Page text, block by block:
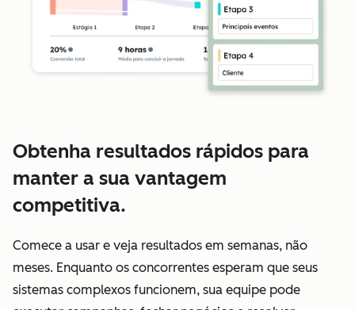
Obtenha resultados rápidos para
manter a sua vantagem
competitiva.
Comece a usar e veja resultados em semanas, não
meses. Enquanto os concorrentes esperam que seus
sistemas complexos funcionem, sua equipe pode